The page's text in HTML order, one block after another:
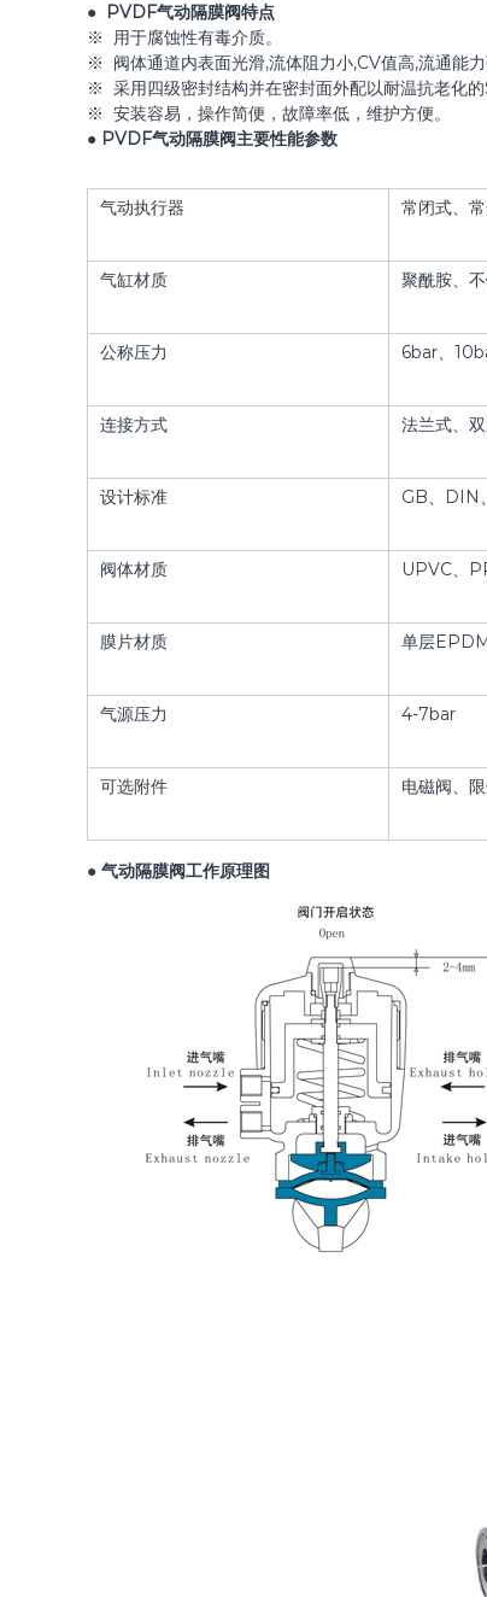
● PVDF气动隔膜阀特点
※ 用于腐蚀性有毒介质。
※ 阀体通道内表面光滑,流体阻力小,CV值高,流通能力
※ 采用四级密封结构并在密封面外配以耐温抗老化的
※ 安装容易，操作简便，故障率低，维护方便。
● PVDF气动隔膜阀主要性能参数
气动执行器 常闭式、
气缸材质 聚酰胺、
公称压力 6bar、
连接方式 法兰式、
设计标准 GB、DIN
阀体材质 UPVC、
膜片材质 单层
气源压力 4-7bar
可选附件 电磁阀、
● 气动隔膜阀工作原理图